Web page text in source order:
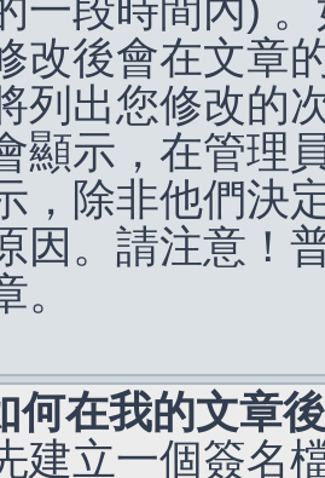
一段時間內)
改後會在文章
列出您修改的
顯示，在管理
，除非他們決
因。請注意！
。
何在我的文章
建立一個簽名